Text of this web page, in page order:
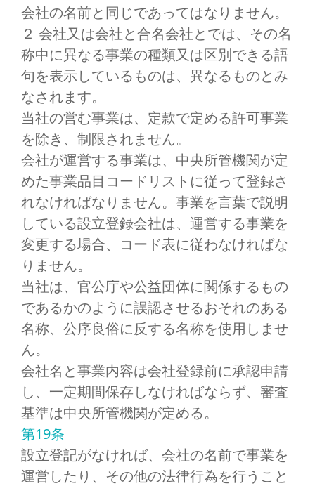
会社の名前と同じであってはなりません。
２ 会社又は会社と合名会社とでは、その名
称中に異なる事業の種類又は区別できる語
句を表示しているものは、異なるものとみ
なされます。
当社の営む事業は、定款で定める許可事業
を除き、制限されません。
会社が運営する事業は、中央所管機関が定
めた事業品目コードリストに従って登録さ
れなければなりません。事業を言葉で説明
している設立登録会社は、運営する事業を
変更する場合、コード表に従わなければな
りません。
当社は、官公庁や公益団体に関係するもの
であるかのように誤認させるおそれのある
名称、公序良俗に反する名称を使用しませ
ん。
会社名と事業内容は会社登録前に承認申請
し、一定期間保存しなければならず、審査
基準は中央所管機関が定める。
第19条
設立登記がなければ、会社の名前で事業を
運営したり、その他の法律行為を行うこと